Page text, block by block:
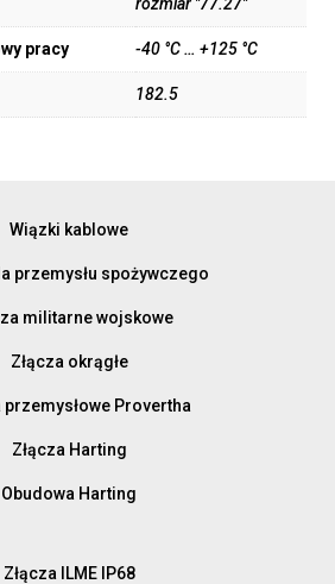
pracy -40 °C … +125 °C
182.5
Wiązki kablowe
przemysłu spożywczego
militarne wojskowe
Złącza okrągłe
przemysłowe Provertha
Złącza Harting
Obudowa Harting
Złącza ILME IP68